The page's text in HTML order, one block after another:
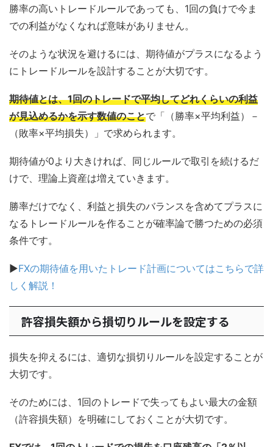
勝率の高いトレードルールであっても、1回の負けで今ま
での利益がなくなれば意味がありません。
そのような状況を避けるには、期待値がプラスになるよう
にトレードルールを設計することが大切です。
期待値とは、1回のトレードで平均してどれくらいの利益
が見込めるかを示す数値のことで「（勝率×平均利益）－
（敗率×平均損失）」で求められます。
期待値が0より大きければ、同じルールで取引を続けるだ
けで、理論上資産は増えていきます。
勝率だけでなく、利益と損失のバランスを含めてプラスに
なるトレードルールを作ることが確率論で勝つための必須
条件です。
▶FXの期待値を用いたトレード計画についてはこちらで詳
しく解説！
許容損失額から損切りルールを設定する
損失を抑えるには、適切な損切りルールを設定することが
大切です。
そのためには、1回のトレードで失ってもよい最大の金額
（許容損失額）を明確にしておくことが大切です。